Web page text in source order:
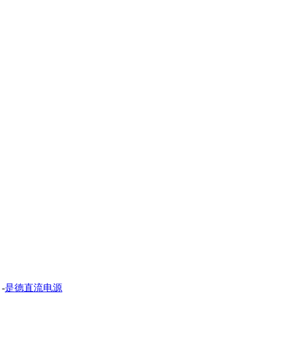
-是德直流电源